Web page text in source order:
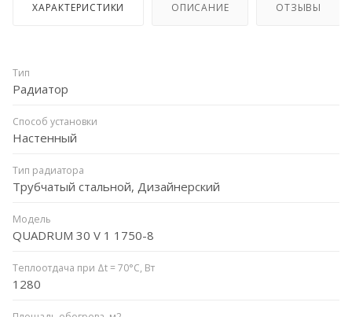
ХАРАКТЕРИСТИКИ ОПИСАНИЕ ОТЗЫВЫ
Тип
Радиатор
Способ установки
Настенный
Тип радиатора
Трубчатый стальной, Дизайнерский
Модель
QUADRUM 30 V 1 1750-8
Теплоотдача при Δt = 70°C, Вт
1280